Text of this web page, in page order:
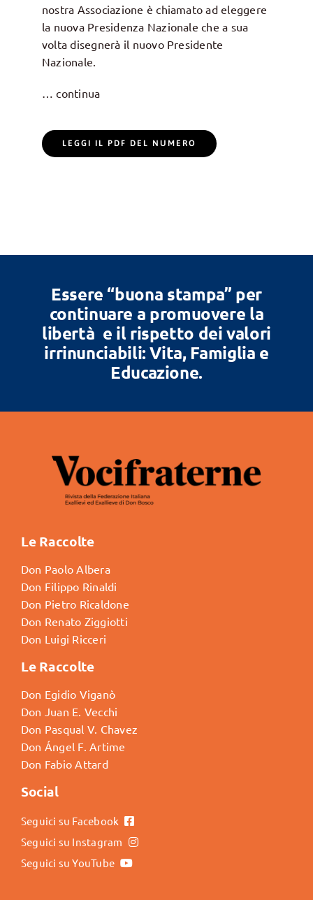
nostra Associazione è chiamato ad eleggere
la nuova Presidenza Nazionale che a sua
volta disegnerà il nuovo Presidente
Nazionale.
… continua
LEGGI IL PDF DEL NUMERO
Essere “buona stampa” per
continuare a promuovere la
libertà e il rispetto dei valori
irrinunciabili: Vita, Famiglia e
Educazione.
Le Raccolte
Don Paolo Albera
Don Filippo Rinaldi
Don Pietro Ricaldone
Don Renato Ziggiotti
Don Luigi Ricceri
Le Raccolte
Don Egidio Viganò
Don Juan E. Vecchi
Don Pasqual V. Chavez
Don Ángel F. Artime
Don Fabio Attard
Social
Seguici su Facebook
Seguici su Instagram
Seguici su YouTube